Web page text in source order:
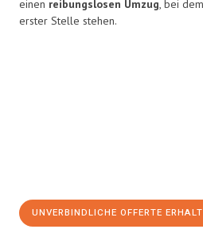
einen reibungslosen Umzug, bei
erster Stelle stehen.
UNVERBINDLICHE OFFERTE